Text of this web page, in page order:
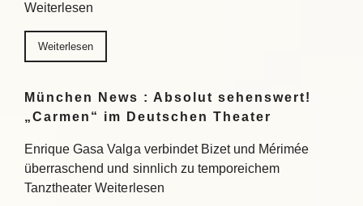
Weiterlesen
Weiterlesen
München News : Absolut sehenswert!
„Carmen“ im Deutschen Theater
Enrique Gasa Valga verbindet Bizet und Mérimée
überraschend und sinnlich zu temporeichem
Tanztheater Weiterlesen